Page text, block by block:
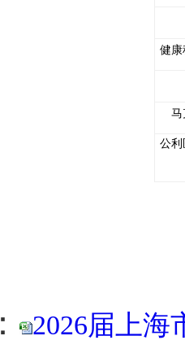
健康
马
公利
： 2026届上海